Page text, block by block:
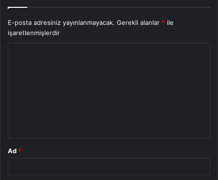
E-posta adresiniz yayınlanmayacak. Gerekli alanlar * ile
işaretlenmişlerdir
Ad *